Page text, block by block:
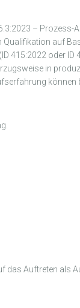
– Prozess-
auf
415:2022 oder
in
das Auftreten